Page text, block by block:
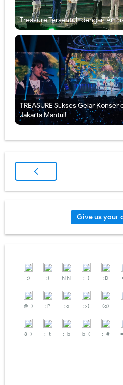
Treasure Tersentuh dengan
TREASURE Sukses Gelar Konser
Jakarta Mantul!
Give us your
:) :( hihi :-) :D
@-) :P :o :>) (o)
8-) :-t :-b b-( :-#